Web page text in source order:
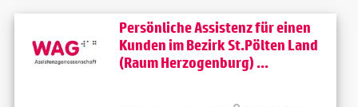
Persönliche Assistenz für einen
Kunden im Bezirk St.Pölten Land
(Raum Herzogenburg) ...